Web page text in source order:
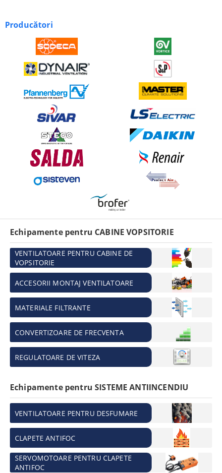
Producători
Echipamente pentru CABINE VOPSITORIE
VENTILATOARE PENTRU CABINE DE
VOPSITORIE
ACCESORII MONTAJ VENTILATOARE
MATERIALE FILTRANTE
CONVERTIZOARE DE FRECVENTA
REGULATOARE DE VITEZA
Echipamente pentru SISTEME ANTIINCENDIU
VENTILATOARE PENTRU DESFUMARE
CLAPETE ANTIFOC
SERVOMOTOARE PENTRU CLAPETE
ANTIFOC